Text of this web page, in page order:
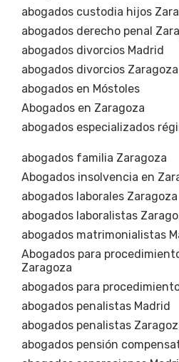
abogados custodia hijos
abogados derecho penal
abogados divorcios Madrid
abogados divorcios Zaragoza
abogados en Móstoles
Abogados en Zaragoza
abogados especializados
abogados familia Zaragoza
Abogados insolvencia en
abogados laborales Zaragoza
abogados laboralistas
abogados matrimonialistas
Abogados para
Zaragoza
abogados para
abogados penalistas Madrid
abogados penalistas
abogados pensión